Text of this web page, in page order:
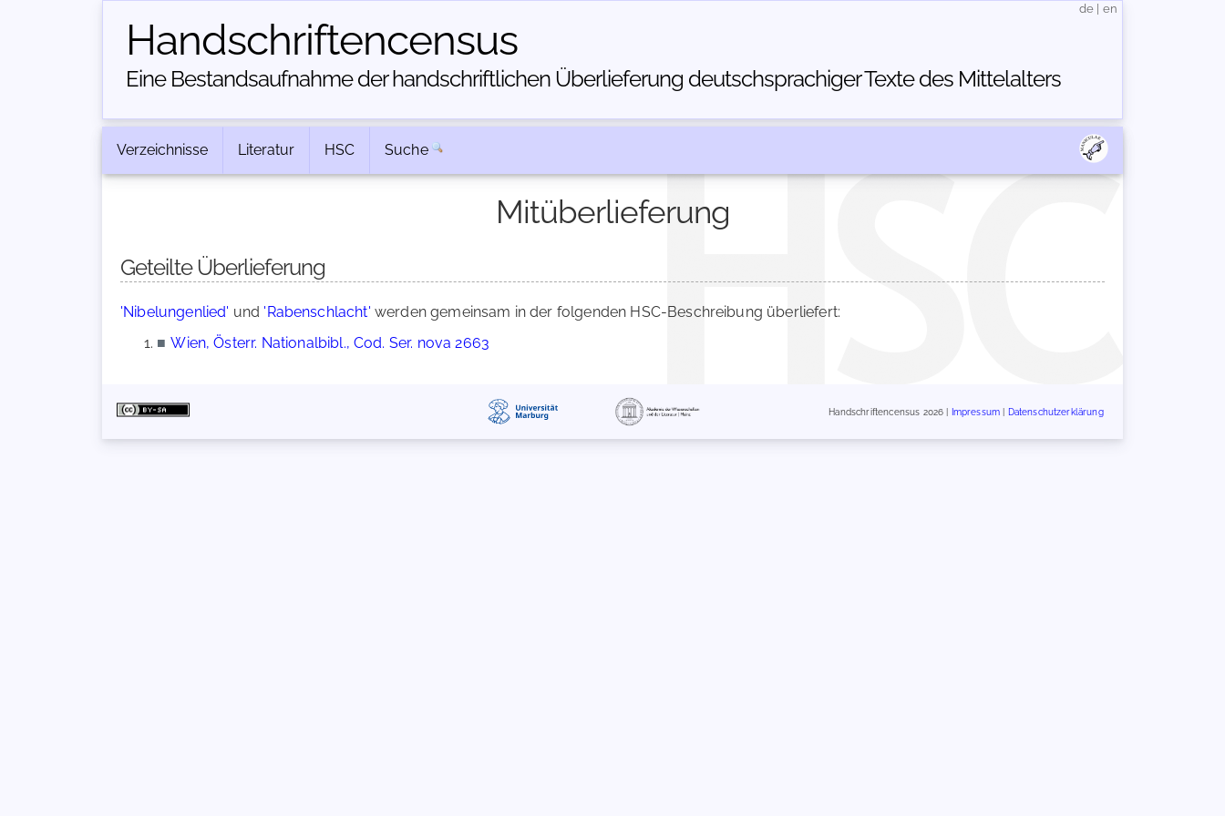
Handschriften­census
Eine Bestandsaufnahme der handschriftlichen Über­lieferung deutschsprachiger Texte des Mittelalters
de en
Verzeichnisse Literatur HSC Suche
Mitüberlieferung
Geteilte Überlieferung
'Nibelungenlied' und 'Rabenschlacht' werden gemeinsam in der folgenden HSC-Beschreibung überliefert:
■ Wien, Österr. Nationalbibl., Cod. Ser. nova 2663
Handschriftencensus 2026 | Impressum Datenschutzerklärung